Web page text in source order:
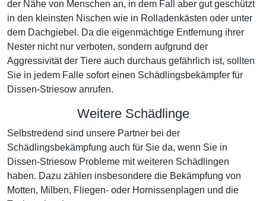
der Nähe von Menschen an, in dem Fall aber gut geschützt
in den kleinsten Nischen wie in Rolladenkästen oder unter
dem Dachgiebel. Da die eigenmächtige Entfernung ihrer
Nester nicht nur verboten, sondern aufgrund der
Aggressivität der Tiere auch durchaus gefährlich ist, sollten
Sie in jedem Falle sofort einen Schädlingsbekämpfer für
Dissen-Striesow anrufen.
Weitere Schädlinge
Selbstredend sind unsere Partner bei der
Schädlingsbekämpfung auch für Sie da, wenn Sie in
Dissen-Striesow Probleme mit weiteren Schädlingen
haben. Dazu zählen insbesondere die Bekämpfung von
Motten, Milben, Fliegen- oder Hornissenplagen und die